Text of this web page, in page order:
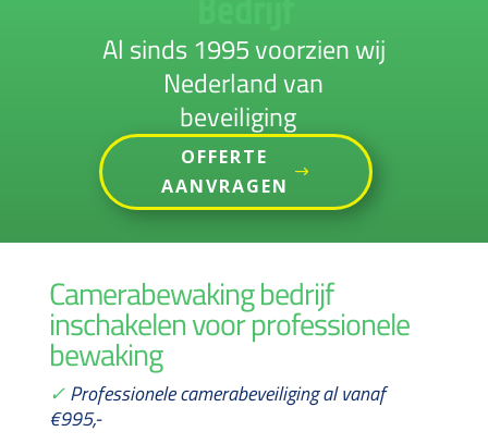
Al sinds 1995 voorzien wij
Nederland van
beveiliging
OFFERTE
AANVRAGEN
Camerabewaking bedrijf
inschakelen voor professionele
bewaking
✓Professionele camerabeveiliging al vanaf
€995,-